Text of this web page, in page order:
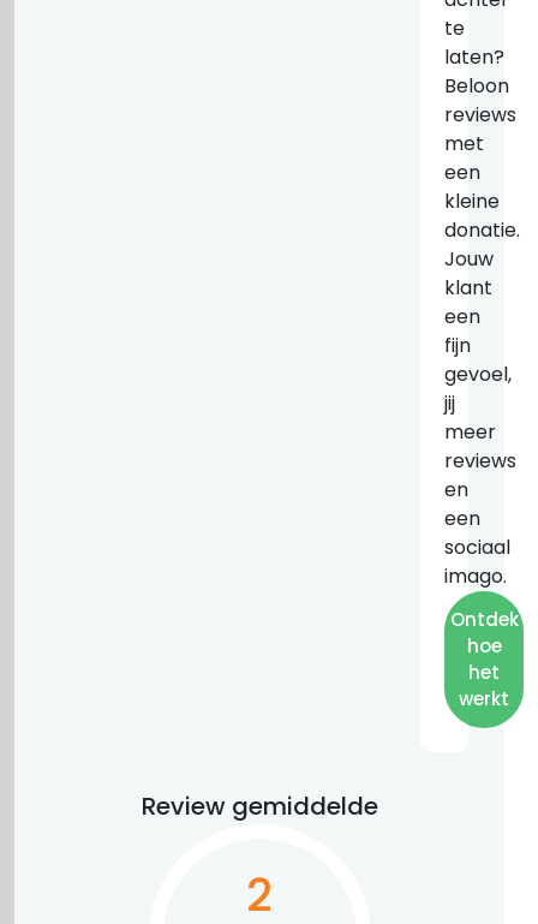
te
laten?
Beloon
reviews
met
een
kleine
donatie.
Jouw
klant
een
fijn
gevoel,
jij
meer
reviews
en
een
sociaal
imago.
Ontdek
hoe
het
werkt
Review gemiddelde
2